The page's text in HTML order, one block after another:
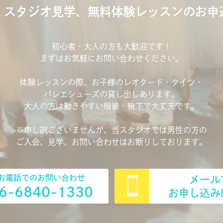
スタジオ見学、無料体験レッスンのお申
初心者・大人の方も大歓迎です！
まずはお気軽にお問い合わせください。
体験レッスンの際、お子様のレオタード・タイツ・
バレエシューズの貸し出しあります。
大人の方は動きやすい服装・靴下で大丈夫です。
※申し訳ございませんが、当スタジオでは男性の方の
ご入会、見学、お問い合わせはお断りしております。
電話でのお問い合わせ
6840-1330
メー
お申し込